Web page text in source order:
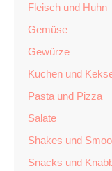
Fleisch und Huhn
Gemüse
Gewürze
Kuchen und
Pasta und Pizza
Salate
Shakes und
Snacks und